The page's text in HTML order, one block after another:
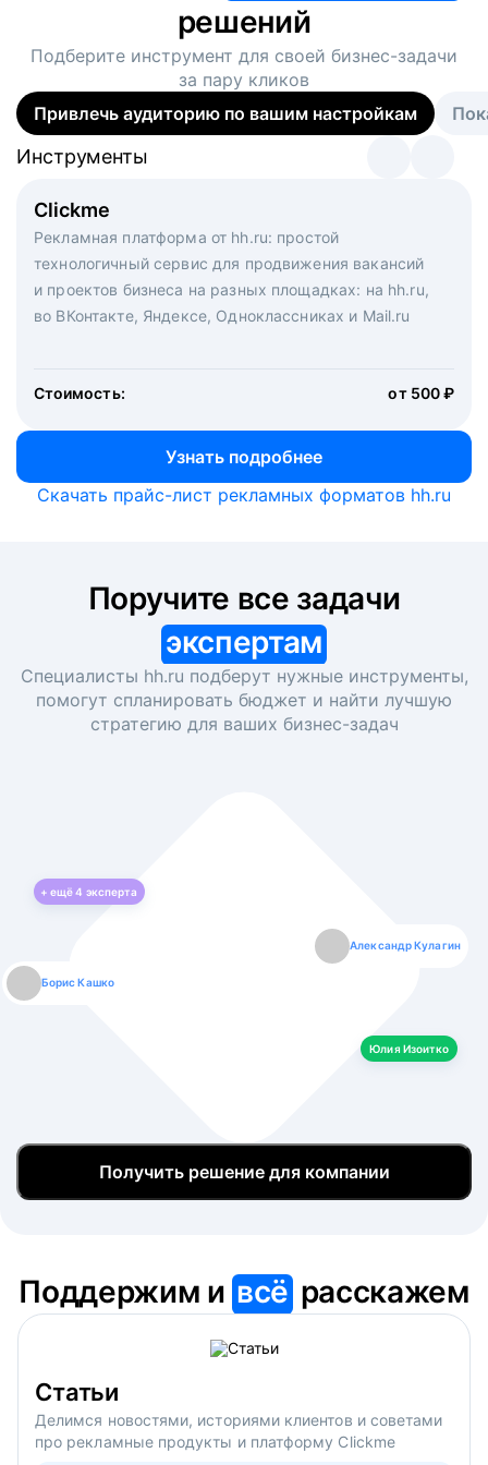
решений
Подберите инструмент для своей бизнес-задачи
за пару кликов
Привлечь аудиторию по вашим настройкам
Clickme
Рекламная платформа от hh.ru: простой
технологичный сервис для продвижения вакансий
и проектов бизнеса на разных площадках: на hh.ru,
во ВКонтакте, Яндексе, Одноклассниках и Mail.ru
Стоимость: от 500 ₽
Узнать подробнее
Инструменты
Вакансия дня
Рекламный формат для вакансий на главной странице
hh.ru. Увеличивает количество откликов
Инструменты
Массовый подбор под ключ. Решите, сколько
кандидатов и когда вам нужно, и за дело возьмутся
маркетологи, рекрутеры и проектные менеджеры
hh.ru с целым набором digital-инструментов
Инструменты
Скачать прайс-лист рекламных форматов hh.ru
экспертам
Специалисты hh.ru подберут нужные инструменты,
помогут спланировать бюджет и найти лучшую
стратегию для ваших бизнес-задач
+ ещё4 эксперта
Борис Кашко
Александр Кулагин
Юлия Изоитко
Юлия Изоитко
Даниил Макаров
Александр Кулагин
Екатерина Лазаренко
Даниил Макаров
Борис Кашко
Екатерина Лазаренко
Юлия Изоитко
Получить решение для компании
Поддержим ивсё расскажем
Статьи
Делимся новостями, историями клиентов и советами
про рекламные продукты и платформу Clickme